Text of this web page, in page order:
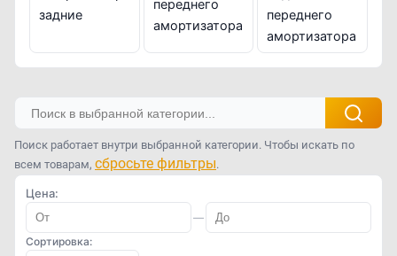
задние
переднего
амортизатора
переднего
амортизатора
Поиск работает внутри выбранной категории. Чтобы искать по
всем товарам, сбросьте фильтры.
Цена:
—
Сортировка: